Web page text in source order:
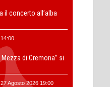
il concerto all’alba
di Cremona” si
Agosto 2026 19:00